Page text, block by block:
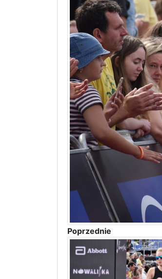
Poprzednie